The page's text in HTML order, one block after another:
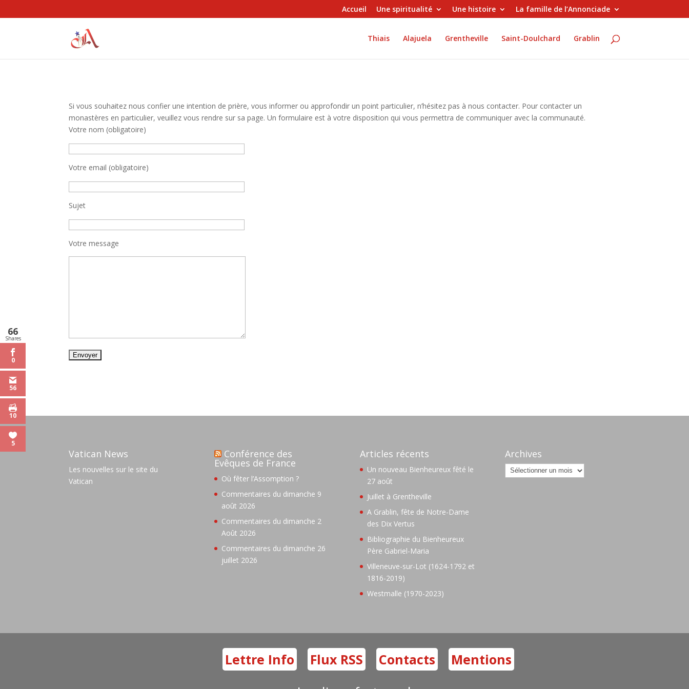
Accueil Une spiritualité Une histoire La famille de l’Annonciade
Thiais Alajuela Grentheville Saint-Doulchard Grablin
Si vous souhaitez nous confier une intention de prière, vous informer ou approfondir un point particulier, n’hésitez pas à nous contacter. Pour contacter un
monastères en particulier, veuillez vous rendre sur sa page. Un formulaire est à votre disposition qui vous permettra de communiquer avec la communauté.
Votre nom (obligatoire)
Votre email (obligatoire)
Sujet
Votre message
Vatican News
Les nouvelles sur le site du
Vatican
Conférence des
Evêques de France
Où fêter l’Assomption ?
Commentaires du dimanche 9
août 2026
Commentaires du dimanche 2
Août 2026
Commentaires du dimanche 26
juillet 2026
Articles récents
Un nouveau Bienheureux fêté le
27 août
Juillet à Grentheville
A Grablin, fête de Notre-Dame
des Dix Vertus
Bibliographie du Bienheureux
Père Gabriel-Maria
Villeneuve-sur-Lot (1624-1792 et
1816-2019)
Westmalle (1970-2023)
Archives
Archives
Lettre Info Flux RSS Contacts Mentions
66
Shares
0
56
10
5